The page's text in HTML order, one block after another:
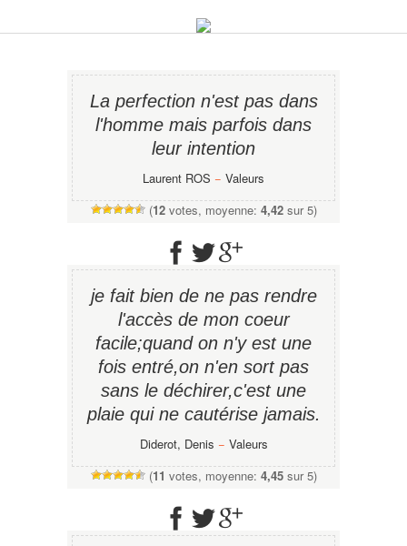
La perfection n'est pas dans
l'homme mais parfois dans
leur intention
Laurent ROS − Valeurs
(12votes, moyenne: 4,42sur 5)
je fait bien de ne pas rendre
l'accès de mon coeur
facile;quand on n'y est une
fois entré,on n'en sort pas
sans le déchirer,c'est une
plaie qui ne cautérise jamais.
Diderot, Denis − Valeurs
(11 votes, moyenne: 4,45sur 5)